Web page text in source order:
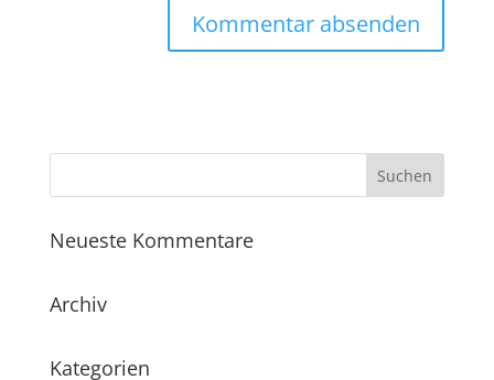
Neueste Kommentare
Archiv
Kategorien